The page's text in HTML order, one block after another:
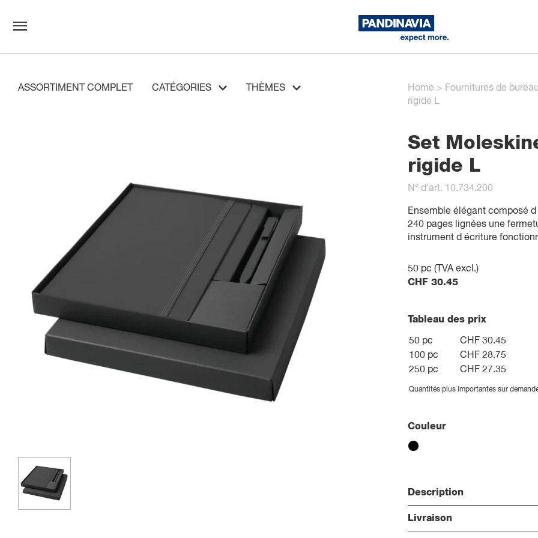
ASSORTIMENT COMPLET CATÉGORIES THÈMES Home > Fournitures de
rigide L
Set
rigide L
N° d'art. 10.734.200
Ensemble élégant composé
240 pages lignées une
instrument d écriture
50 pc (TVA excl.)
CHF 30.45
Tableau des prix
50 pc
CHF 30.45
100 pc
CHF 28.75
250 pc
CHF 27.35
Quantités plus importantes sur
Couleur
Description
Livraison